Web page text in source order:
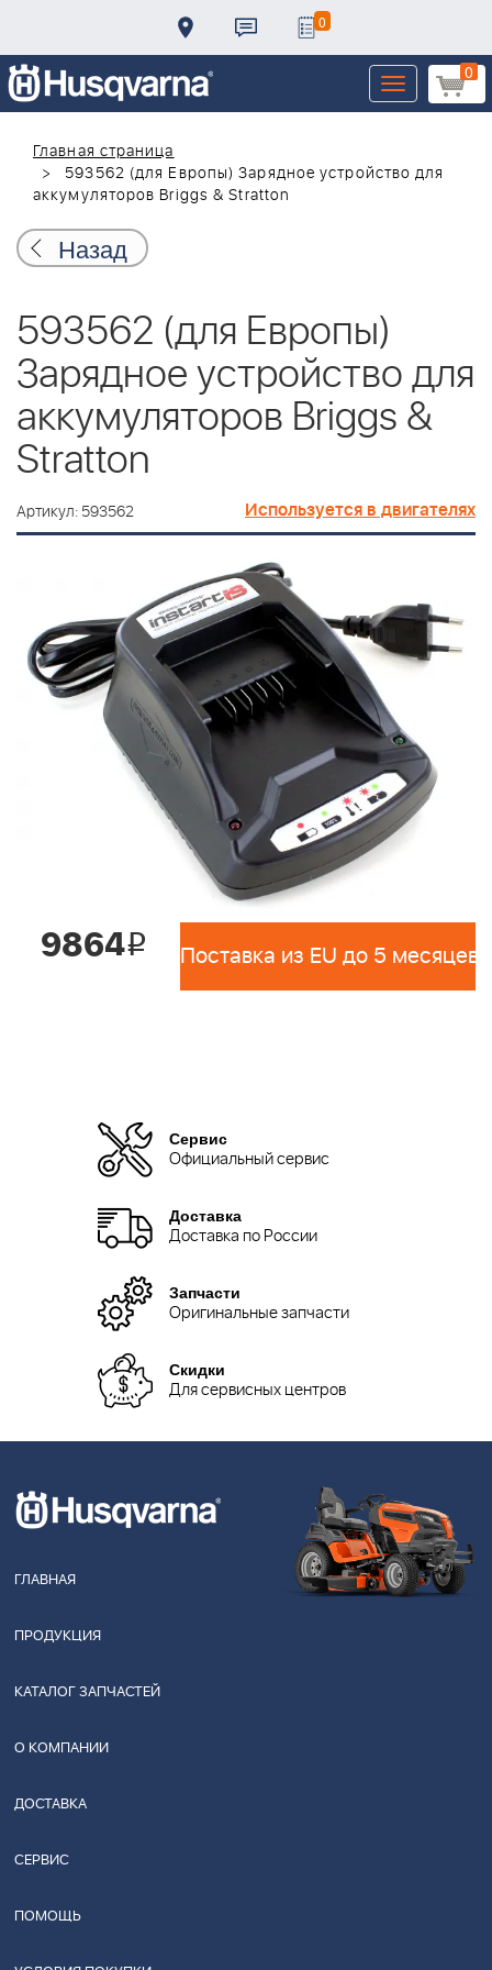
0
0
Toggle
navigation
Главная страница
593562 (для Европы) Зарядное устройство для
аккумуляторов Briggs & Stratton
Назад
593562 (для Европы)
Зарядное устройство для
аккумуляторов Briggs &
Stratton
Артикул: 593562 Используется в двигателях
9864i Поставка из EU до 5 месяцев
Сервис
Официальный сервис
Доставка
Доставка по России
Запчасти
Оригинальные запчасти
Скидки
Для сервисных центров
ГЛАВНАЯ
ПРОДУКЦИЯ
КАТАЛОГ ЗАПЧАСТЕЙ
О КОМПАНИИ
ДОСТАВКА
СЕРВИС
ПОМОЩЬ